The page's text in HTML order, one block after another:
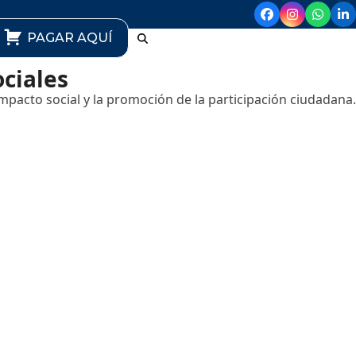
PAGAR AQUÍ
social y la promoción de la participación ciudadana.